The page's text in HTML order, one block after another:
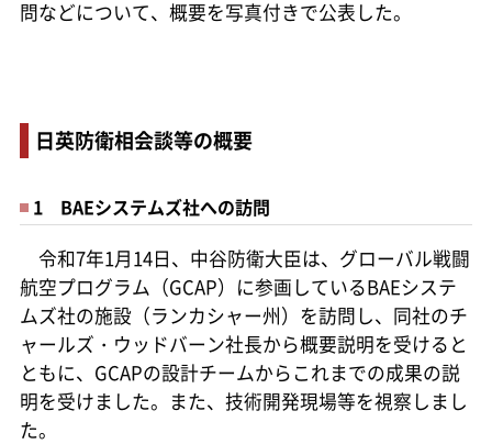
問などについて、概要を写真付きで公表した。
日英防衛相会談等の概要
1 BAEシステムズ社への訪問
令和7年1月14日、中谷防衛大臣は、グローバル戦闘
航空プログラム（GCAP）に参画しているBAEシステ
ムズ社の施設（ランカシャー州）を訪問し、同社のチ
ャールズ・ウッドバーン社長から概要説明を受けると
ともに、GCAPの設計チームからこれまでの成果の説
明を受けました。また、技術開発現場等を視察しまし
た。